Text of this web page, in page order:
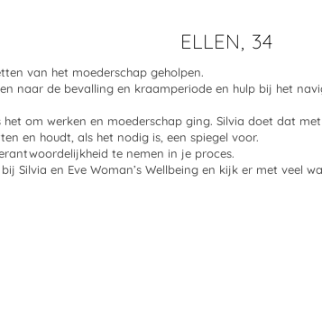
ELLEN, 34
van het moederschap geholpen.
naar de bevalling en kraamperiode en hulp bij het
om werken en moederschap ging. Silvia doet dat
en houdt, als het nodig is, een spiegel voor.
te nemen in je proces.
Silvia en Eve Woman’s Wellbeing en kijk er met veel